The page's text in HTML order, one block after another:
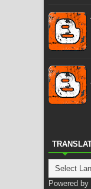
Powered by